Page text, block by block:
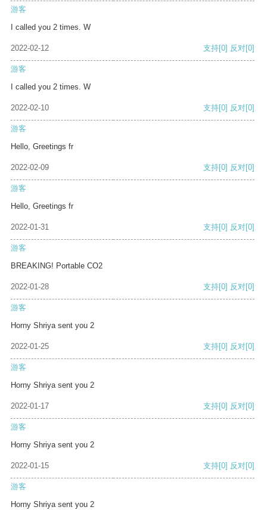
游客
I called you 2 times. W
2022-02-12 支持[0] 反对[0]
游客
I called you 2 times. W
2022-02-10 支持[0] 反对[0]
游客
Hello, Greetings fr
2022-02-09 支持[0] 反对[0]
游客
Hello, Greetings fr
2022-01-31 支持[0] 反对[0]
游客
BREAKING! Portable CO2
2022-01-28 支持[0] 反对[0]
游客
Horny Shriya sent you 2
2022-01-25 支持[0] 反对[0]
游客
Horny Shriya sent you 2
2022-01-17 支持[0] 反对[0]
游客
Horny Shriya sent you 2
2022-01-15 支持[0] 反对[0]
游客
Horny Shriya sent you 2